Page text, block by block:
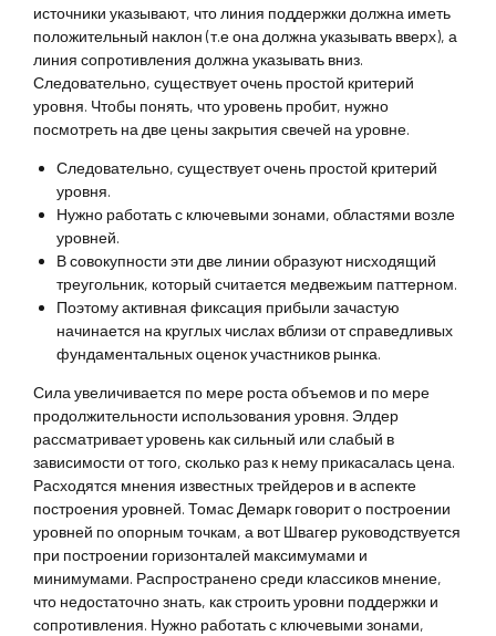
источники указывают, что линия поддержки должна иметь
положительный наклон (т.е она должна указывать вверх), а
линия сопротивления должна указывать вниз.
Следовательно, существует очень простой критерий
уровня. Чтобы понять, что уровень пробит, нужно
посмотреть на две цены закрытия свечей на уровне.
Следовательно, существует очень простой критерий
уровня.
Нужно работать с ключевыми зонами, областями возле
уровней.
В совокупности эти две линии образуют нисходящий
треугольник, который считается медвежьим паттерном.
Поэтому активная фиксация прибыли зачастую
начинается на круглых числах вблизи от справедливых
фундаментальных оценок участников рынка.
Сила увеличивается по мере роста объемов и по мере
продолжительности использования уровня. Элдер
рассматривает уровень как сильный или слабый в
зависимости от того, сколько раз к нему прикасалась цена.
Расходятся мнения известных трейдеров и в аспекте
построения уровней. Томас Демарк говорит о построении
уровней по опорным точкам, а вот Швагер руководствуется
при построении горизонталей максимумами и
минимумами. Распространено среди классиков мнение,
что недостаточно знать, как строить уровни поддержки и
сопротивления. Нужно работать с ключевыми зонами,